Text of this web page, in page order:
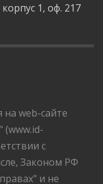
1, оф. 217
web-сайте
с
Законом РФ
и не